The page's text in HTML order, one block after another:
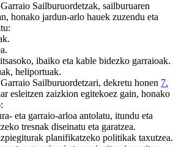
Sailburuordetzak, sailburuaren
honako jardun-arlo hauek zuzendu eta
ibaiko eta kable bidezko garraioak.
heliportuak.
Sailburuordetzari, dekretu honen 7.
esleitzen zaizkion egitekoez gain, honako
eta garraio-arloa antolatu, itundu eta
tresnak diseinatu eta garatzea.
planifikatzeko politikak taxutzea.